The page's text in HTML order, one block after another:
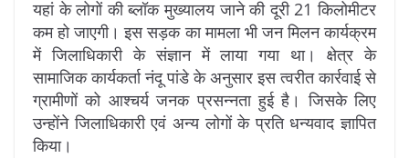
यहां के लोगों की ब्लॉक मुख्यालय जाने की दूरी 21 किलोमीटर
कम हो जाएगी। इस सड़क का मामला भी जन मिलन कार्यक्रम
में जिलाधिकारी के संज्ञान में लाया गया था। क्षेत्र के
सामाजिक कार्यकर्ता नंदू पांडे के अनुसार इस त्वरीत कार्रवाई से
ग्रामीणों को आश्चर्य जनक प्रसन्नता हुई है। जिसके लिए
उन्होंने जिलाधिकारी एवं अन्य लोगों के प्रति धन्यवाद ज्ञापित
किया।